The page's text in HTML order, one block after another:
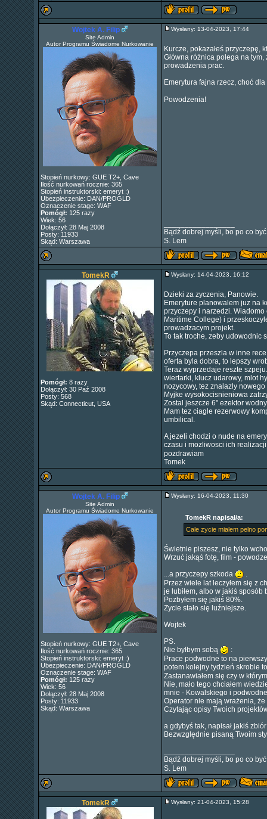
Wojtek A. Filip
Site Admin
Autor Programu Świadome Nurkowanie
Stopień nurkowy: GUE T2+, Cave
Ilość nurkowań rocznie: 365
Stopień instruktorski: emeryt :)
Ubezpieczenie: DAN/PROGLD
Oznaczenie stage: WAF
Pomógł: 125 razy
Wiek: 56
Dołączył: 28 Maj 2008
Posty: 11933
Skąd: Warszawa
Wysłany: 13-04-2023, 17:44
Kurcze, pokazałeś przyczepę,
Główna różnica polega na
prowadzenia prac.
Emerytura fajna rzecz, choć
Powodzenia!
Bądź dobrej myśli, bo po co
S. Lem
TomekR
Pomógł: 8 razy
Dołączył: 30 Paź 2008
Posty: 568
Skąd: Connecticut, USA
Wysłany: 14-04-2023, 16:12
Dzieki za zyczenia, Panowie.
Emeryture planowalem juz na
przyczepy i narzedzi.
Maritime College) i
prowadzacym projekt.
To tak troche, zeby udowodnic
Przyczepa przeszla w inne
oferta byla dobra, to lepszy
Teraz wyprzedaje reszte
wiertarki, klucz udarowy, mlot
nozycowy, tez znalazly
Myjke wysokocisnieniowa
Zostal jeszcze 6" ezektor
Mam tez ciagle rezerwowy
umbilical.
A jezeli chodzi o nude na
czasu i mozliwosci ich
pozdrawiam
Tomek
Wojtek A. Filip
Site Admin
Autor Programu Świadome Nurkowanie
Stopień nurkowy: GUE T2+, Cave
Ilość nurkowań rocznie: 365
Stopień instruktorski: emeryt :)
Ubezpieczenie: DAN/PROGLD
Oznaczenie stage: WAF
Pomógł: 125 razy
Wiek: 56
Dołączył: 28 Maj 2008
Posty: 11933
Skąd: Warszawa
Wysłany: 16-04-2023, 11:30
TomekR napisał/a:
Cale zycie mialem pelno
Świetnie piszesz, nie tylko
Wrzuć jakąś fotę, film -
...a przyczepy szkoda
.
Przez wiele lat leczyłem się z
je lubiłem, albo w jakiś sposób
Pozbyłem się jakiś 80%.
Życie stało się luźniejsze.
Wojtek
PS.
Nie byłbym sobą
:
Prace podwodne to na
potem kolejny tydzień skrobie
Zastanawiałem się czy w
Nie, mało tego chciałem
mnie - Kowalskiego i
Operator nie mają wrażenia,
Czytając opisy Twoich
a gdybyś tak, napisał jakiś
Bezwzględnie pisaną Twoim
Bądź dobrej myśli, bo po co
S. Lem
TomekR Wysłany: 21-04-2023, 15:28